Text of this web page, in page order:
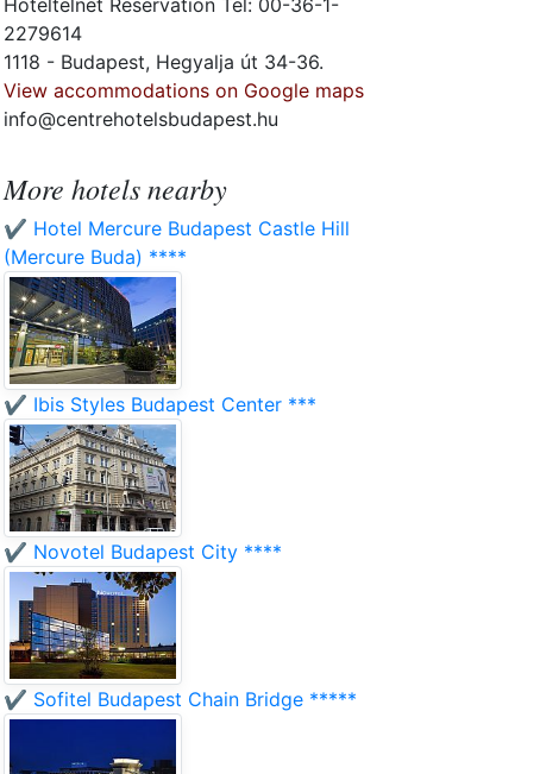
Hoteltelnet Reservation Tel: 00-36-1-
2279614
1118 - Budapest, Hegyalja út 34-36.
View accommodations on Google maps
info@centrehotelsbudapest.hu
More hotels nearby
✔️ Hotel Mercure Budapest Castle Hill
(Mercure Buda) ****
✔️ Ibis Styles Budapest Center ***
✔️ Novotel Budapest City ****
✔️ Sofitel Budapest Chain Bridge *****